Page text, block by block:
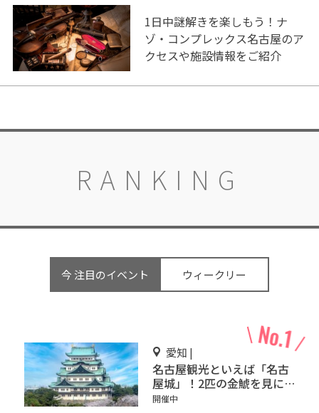
1日中謎解きを楽しもう！ナ
ゾ・コンプレックス名古屋のア
クセスや施設情報をご紹介
RANKING
今 注目のイベント ウィークリー
愛知 |
名古屋観光といえば「名古
屋城」！2匹の金鯱を見に
行こう
開催中